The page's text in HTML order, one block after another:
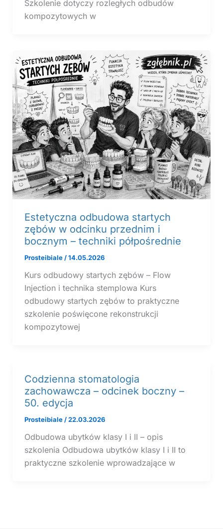
Szkolenie dotyczy rozległych odbudów
kompozytowych w
Estetyczna odbudowa startych
zębów w odcinku przednim i
bocznym – techniki półpośrednie
Prosteibiale /14.05.2026
Kurs odbudowy startych zębów – Flow
Injection i technika stemplowa Kurs
odbudowy startych zębów to praktyczne
szkolenie poświęcone rekonstrukcji
kompozytowej
Codzienna stomatologia
zachowawcza – odcinek boczny –
50. edycja
Prosteibiale /22.03.2026
Odbudowa ubytków klasy I i II – opis
szkolenia Odbudowa ubytków klasy I i II to
praktyczne szkolenie wprowadzające w